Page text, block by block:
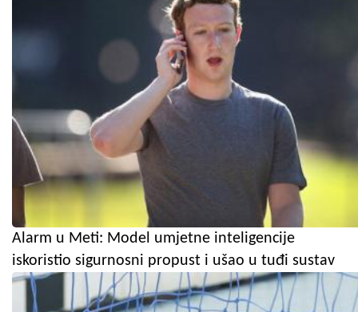
Alarm u Meti: Model umjetne inteligencije
iskoristio sigurnosni propust i ušao u tuđi sustav